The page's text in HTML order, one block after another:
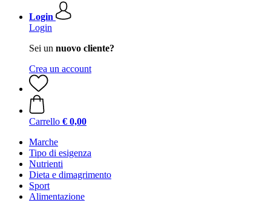
Login
Login
Sei un nuovo cliente?
Crea un account
Carrello € 0,00
Marche
Tipo di esigenza
Nutrienti
Dieta e dimagrimento
Sport
Alimentazione